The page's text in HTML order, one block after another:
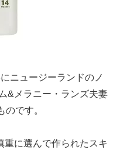
ニュージーランドのノ
&メラニー・ランズ夫妻
です。
に選んで作られたスキ